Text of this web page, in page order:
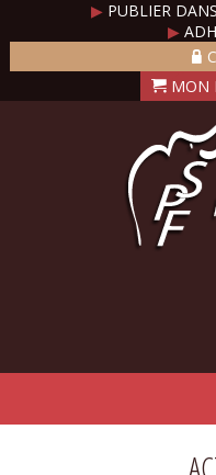
▶ PUBLIER
▶